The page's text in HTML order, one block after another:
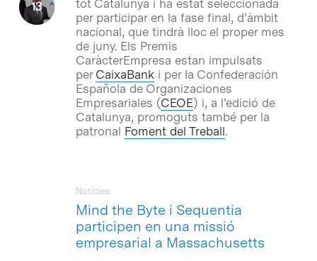
tot Catalunya i ha estat seleccionada
per participar en la fase final, d’àmbit
nacional, que tindrà lloc el proper mes
de juny. Els Premis
CaràcterEmpresa estan impulsats
per CaixaBanki per la Confederación
Española de Organizaciones
Empresariales (CEOE) i, a l’edició de
Catalunya, promoguts també per la
patronal Foment del Treball.
Mind the Byte i Sequentia
participen en una missió
empresarial a Massachusetts
Notícies